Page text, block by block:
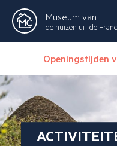
Museum van
de huizen uit de
Openingstijden